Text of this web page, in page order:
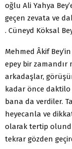
oğlu Ali Yahya
geçen zevata ve
. Cüneyd Köksal
Mehmed Âkif
epey bir
arkadaşlar,
kadar önce
bana da verdiler.
heyecanla ve
olarak tertip
tekrar gözden